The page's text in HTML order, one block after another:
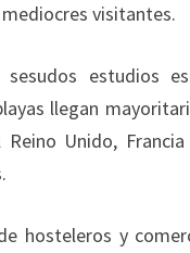
visitantes.
estudios
llegan
Unido,
hosteleros y